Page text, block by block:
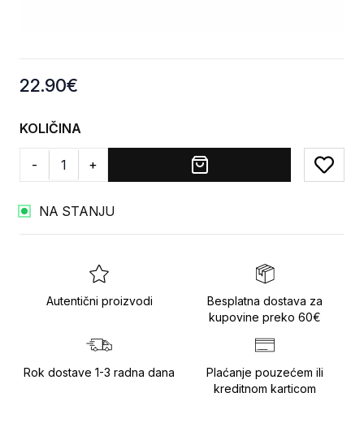
Product information
22.90€
KOLIČINA
- +
Add
NA STANJU
Autentični proizvodi
Besplatna dostava za
kupovine preko 60€
Rok dostave 1-3 radna dana
Plaćanje pouzećem ili
kreditnom karticom